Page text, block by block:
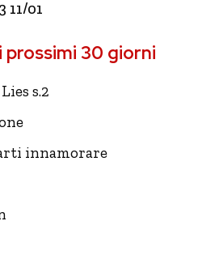
11/01
prossimi 30 giorni
s.2
innamorare